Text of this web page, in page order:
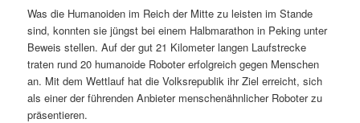
Was die Humanoiden im Reich der Mitte zu leisten im Stande
sind, konnten sie jüngst bei einem Halbmarathon in Peking unter
Beweis stellen. Auf der gut 21 Kilometer langen Laufstrecke
traten rund 20 humanoide Roboter erfolgreich gegen Menschen
an. Mit dem Wettlauf hat die Volksrepublik ihr Ziel erreicht, sich
als einer der führenden Anbieter menschenähnlicher Roboter zu
präsentieren.